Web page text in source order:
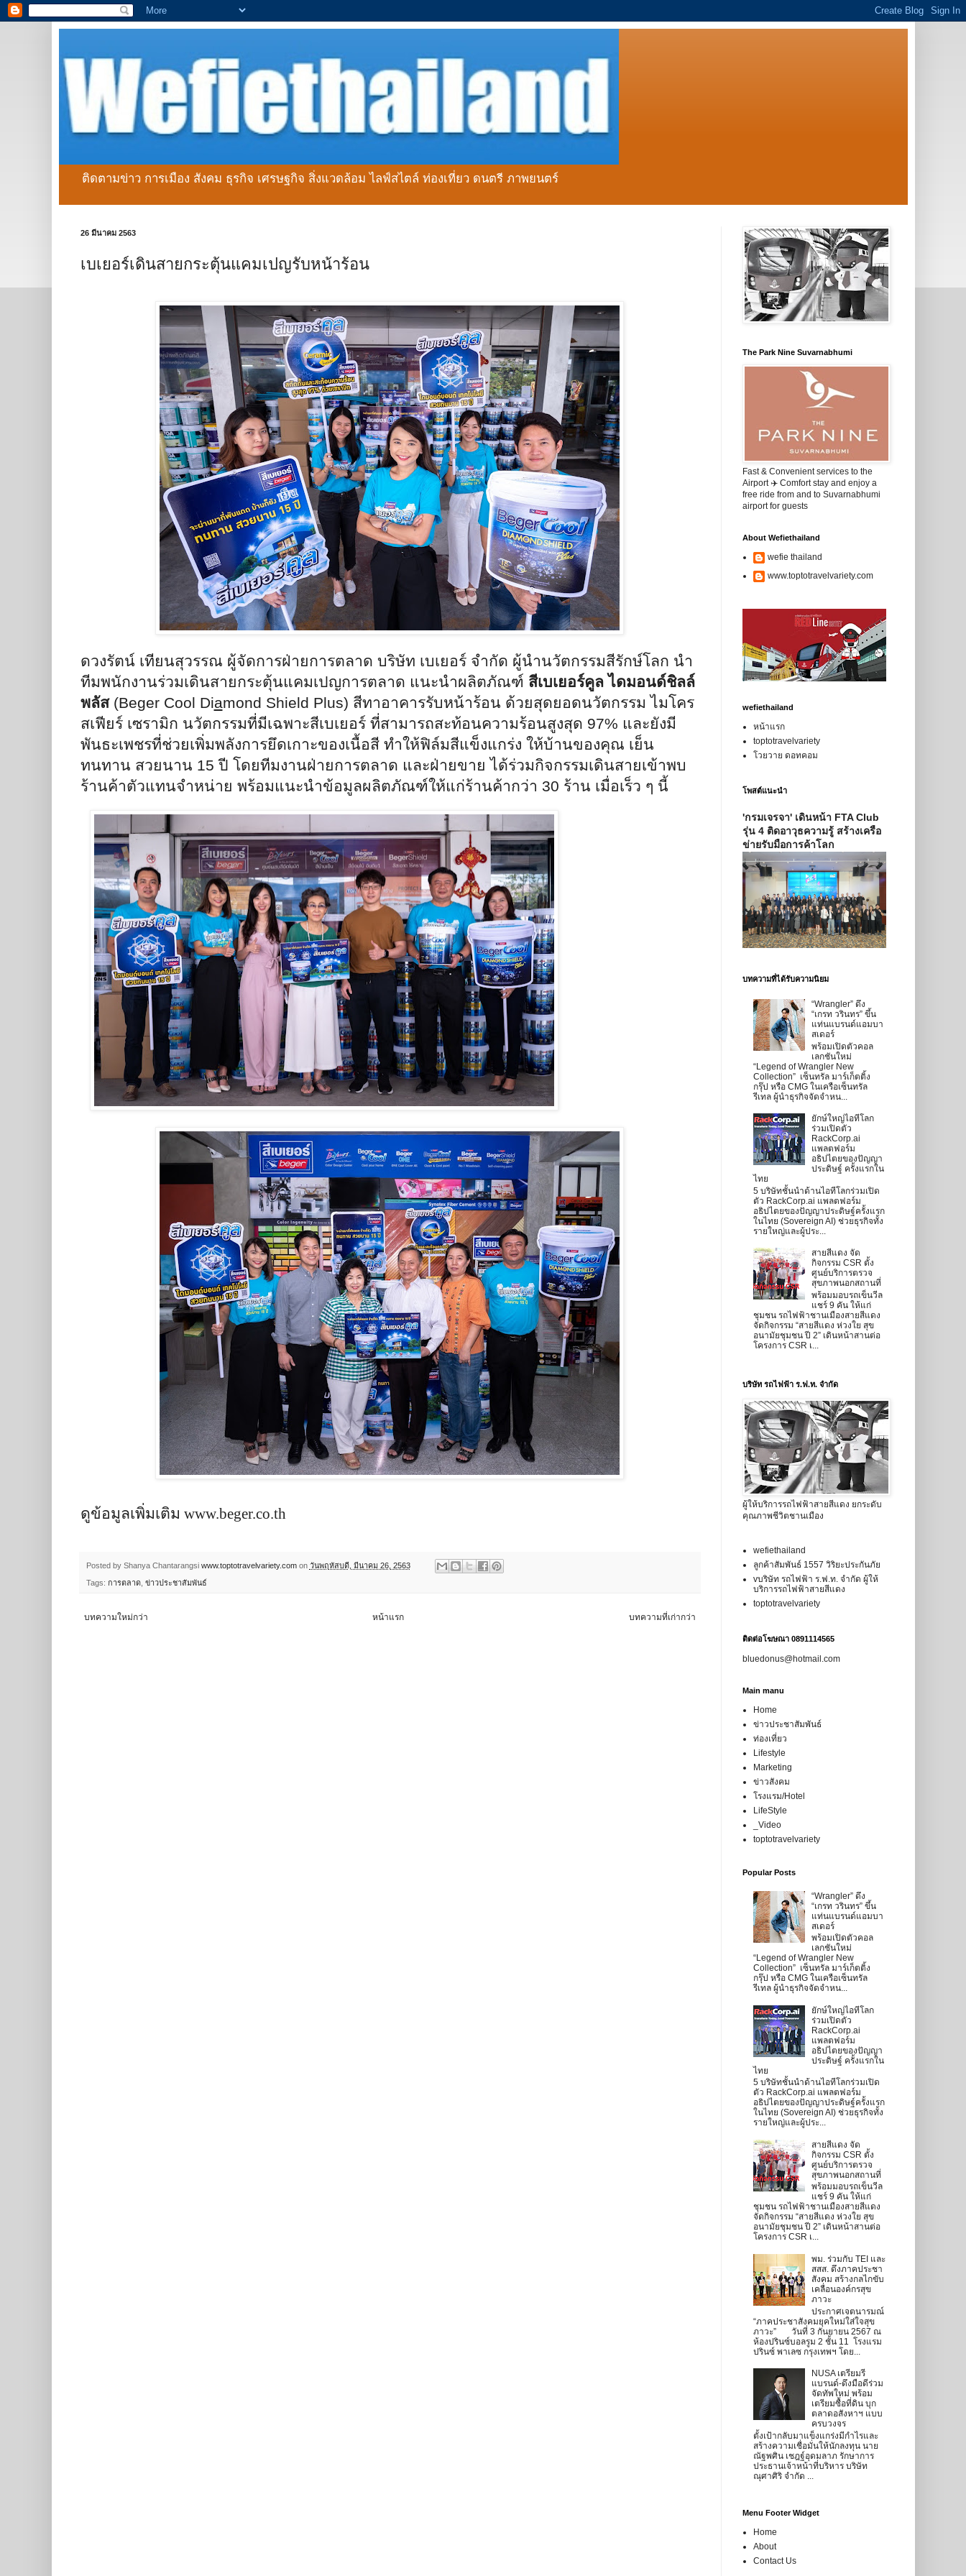
ติดตามข่าว การเมือง สังคม ธุรกิจ เศรษฐกิจ สิ่งแวดล้อม ไลฟ์สไตล์ ท่องเที่ยว ดนตรี ภาพยนตร์
26 มีนาคม 2563
เบเยอร์เดินสายกระตุ้นแคมเปญรับหน้าร้อน
ดวงรัตน์ เทียนสุวรรณ ผู้จัดการฝ่ายการตลาด บริษัท เบเยอร์ จำกัด ผู้นำนวัตกรรมสีรักษ์โลก นำ
ทีมพนักงานร่วมเดินสายกระตุ้นแคมเปญการตลาด แนะนำผลิตภัณฑ์ สีเบเยอร์คูล ไดมอนด์ชิลล์
พลัส(Beger Cool Diamond Shield Plus) สีทาอาคารรับหน้าร้อน ด้วยสุดยอดนวัตกรรม ไมโคร
สเฟียร์ เซรามิก นวัตกรรมที่มีเฉพาะสีเบเยอร์ ที่สามารถสะท้อนความร้อนสูงสุด 97% และยังมี
พันธะเพชรที่ช่วยเพิ่มพลังการยึดเกาะของเนื้อสี ทำให้ฟิล์มสีแข็งแกร่ง ให้บ้านของคุณ เย็น
ทนทาน สวยนาน 15ปี โดยทีมงานฝ่ายการตลาด และฝ่ายขาย ได้ร่วมกิจกรรมเดินสายเข้าพบ
ร้านค้าตัวแทนจำหน่าย พร้อมแนะนำข้อมูลผลิตภัณฑ์ให้แก่ร้านค้ากว่า 30 ร้าน เมื่อเร็ว ๆ นี้
ดูข้อมูลเพิ่มเติม www.beger.co.th
Posted by Shanya Chantarangsi www.toptotravelvariety.com on วันพฤหัสบดี, มีนาคม 26, 2563
Tags: การตลาด, ข่าวประชาสัมพันธ์
บทความใหม่กว่า บทความที่เก่ากว่า
หน้าแรก
The Park Nine Suvarnabhumi
Fast & Convenient services to the
Airport ✈️ Comfort stay and enjoy a
free ride from and to Suvarnabhumi
airport for guests
About Wefiethailand
wefie thailand
www.toptotravelvariety.com
wefiethailand
หน้าแรก
toptotravelvariety
โวยวาย ดอทคอม
โพสต์แนะนำ
'กรมเจรจา' เดินหน้า FTA Club
รุ่น 4 ติดอาวุธความรู้ สร้างเครือ
ข่ายรับมือการค้าโลก
บทความที่ได้รับความนิยม
“Wrangler” ดึง
“เกรท วรินทร” ขึ้น
แท่นแบรนด์แอมบา
สเดอร์
พร้อมเปิดตัวคอล
เลกชันใหม่
“Legend of Wrangler New
Collection” เซ็นทรัล มาร์เก็ตติ้ง
กรุ๊ป หรือ CMG ในเครือเซ็นทรัล
รีเทล ผู้นำธุรกิจจัดจำหน...
ยักษ์ใหญ่ไอทีโลก
ร่วมเปิดตัว
RackCorp.ai
แพลตฟอร์ม
อธิปไตยของปัญญา
ประดิษฐ์ ครั้งแรกใน
ไทย
5 บริษัทชั้นนำด้านไอทีโลกร่วมเปิด
ตัว RackCorp.ai แพลตฟอร์ม
อธิปไตยของปัญญาประดิษฐ์ครั้งแรก
ในไทย (Sovereign AI) ช่วยธุรกิจทั้ง
รายใหญ่และผู้ประ...
สายสีแดง จัด
กิจกรรม CSR ตั้ง
ศูนย์บริการตรวจ
สุขภาพนอกสถานที่
พร้อมมอบรถเข็นวีล
แชร์ 9 คัน ให้แก่
ชุมชน รถไฟฟ้าชานเมืองสายสีแดง
จัดกิจกรรม “สายสีแดง ห่วงใย สุข
อนามัยชุมชน ปี 2” เดินหน้าสานต่อ
โครงการ CSR เ...
บริษัท รถไฟฟ้า ร.ฟ.ท. จำกัด
ผู้ให้บริการรถไฟฟ้าสายสีแดง ยกระดับ
คุณภาพชีวิตชานเมือง
wefiethailand
ลูกค้าสัมพันธ์ 1557 วิริยะประกันภัย
vบริษัท รถไฟฟ้า ร.ฟ.ท. จำกัด ผู้ให้
บริการรถไฟฟ้าสายสีแดง
toptotravelvariety
ติดต่อโฆษณา 0891114565
bluedonus@hotmail.com
Main manu
Home
ข่าวประชาสัมพันธ์
ท่องเที่ยว
Lifestyle
Marketing
ข่าวสังคม
โรงแรม/Hotel
LifeStyle
_Video
toptotravelvariety
Popular Posts
“Wrangler” ดึง
“เกรท วรินทร” ขึ้น
แท่นแบรนด์แอมบา
สเดอร์
พร้อมเปิดตัวคอล
เลกชันใหม่
“Legend of Wrangler New
Collection” เซ็นทรัล มาร์เก็ตติ้ง
กรุ๊ป หรือ CMG ในเครือเซ็นทรัล
รีเทล ผู้นำธุรกิจจัดจำหน...
ยักษ์ใหญ่ไอทีโลก
ร่วมเปิดตัว
RackCorp.ai
แพลตฟอร์ม
อธิปไตยของปัญญา
ประดิษฐ์ ครั้งแรกใน
ไทย
5 บริษัทชั้นนำด้านไอทีโลกร่วมเปิด
ตัว RackCorp.ai แพลตฟอร์ม
อธิปไตยของปัญญาประดิษฐ์ครั้งแรก
ในไทย (Sovereign AI) ช่วยธุรกิจทั้ง
รายใหญ่และผู้ประ...
สายสีแดง จัด
กิจกรรม CSR ตั้ง
ศูนย์บริการตรวจ
สุขภาพนอกสถานที่
พร้อมมอบรถเข็นวีล
แชร์ 9 คัน ให้แก่
ชุมชน รถไฟฟ้าชานเมืองสายสีแดง
จัดกิจกรรม “สายสีแดง ห่วงใย สุข
อนามัยชุมชน ปี 2” เดินหน้าสานต่อ
โครงการ CSR เ...
พม. ร่วมกับ TEI และ
สสส. ดึงภาคประชา
สังคม สร้างกลไกขับ
เคลื่อนองค์กรสุข
ภาวะ
ประกาศเจตนารมณ์
“ภาคประชาสังคมยุคใหม่ใส่ใจสุข
ภาวะ” วันที่ 3 กันยายน 2567 ณ
ห้องปรินซ์บอลรูม 2 ชั้น 11 โรงแรม
ปรินซ์ พาเลซ กรุงเทพฯ โดย...
NUSA เตรียมรี
แบรนด์-ดึงมือดีร่วม
จัดทัพใหม่ พร้อม
เตรียมซื้อที่ดิน บุก
ตลาดอสังหาฯ แบบ
ครบวงจร
ตั้งเป้ากลับมาแข็งแกร่งมีกำไรและ
สร้างความเชื่อมั่นให้นักลงทุน นาย
ณัฐพศิน เชฎฐ์อุดมลาภ รักษาการ
ประธานเจ้าหน้าที่บริหาร บริษัท
ณุศาศิริ จำกัด ...
Menu Footer Widget
Home
About
Contact Us